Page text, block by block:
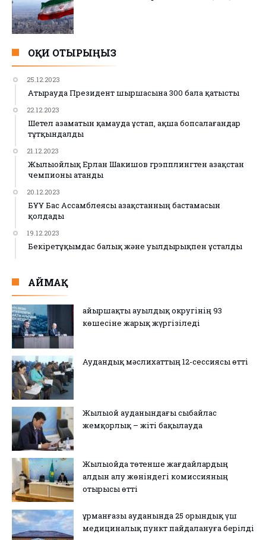
ОҚИ ОТЫРЫҢЫЗ
25.12.2023
Атырауда Президент шыршасына 300 бала қатысты
22.12.2023
Шетел азаматын қамауда ұстап, ақша бопсалағандар
тұтқындалды
21.12.2023
Жылыойлық Ерлан Шакишов грэпплингтен Қазақстан
чемпионы атанды
20.12.2023
БҰҰ Бас Ассамблеясы Қазақстанның бастамасын
қолдады
19.12.2023
Бекіретұқымдас балық және уылдырықпен ұсталды
АЙМАҚ
Қайыршақты ауылдық округінің 93
көшесіне жарық жүргізіледі
Аудандық мәслихаттың 12-сессиясы өтті
Жылыой ауданындағы сыбайлас
жемқорлық – жіті бақылауда
Жылыойда төтенше жағдайлардың
алдын алу жөніндегі комиссияның
отырысы өтті
Құрманғазы ауданында 25 орындық үш
медициналық пункт пайдалануға берілді